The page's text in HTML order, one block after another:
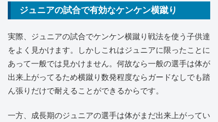
ジュニアの試合で有効なケンケン横蹴り
実際、ジュニアの試合でケンケン横蹴り戦法を使う子供達
をよく見かけます。しかしこれはジュニアに限ったことに
あって一般では見かけません。何故なら一般の選手は体が
出来上がってるため横蹴り数発程度ならガードなしでも踏
ん張りだけで耐えることができるからです。
一方、成長期のジュニアの選手は体がまだ出来上がってい